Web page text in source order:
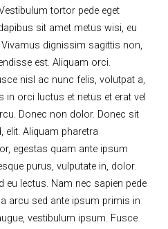
tortor pede eget
sit amet metus wisi, eu
dignissim sagittis non,
est. Aliquam orci.
nisl ac nunc felis, volutpat a,
orci luctus et netus et erat vel
Donec non dolor. Donec sit
elit. Aliquam pharetra
egestas quam ante ipsum
purus, vulputate in, dolor.
eu lectus. Nam nec sapien pede
arcu sed ante ipsum primis in
vestibulum ipsum. Fusce